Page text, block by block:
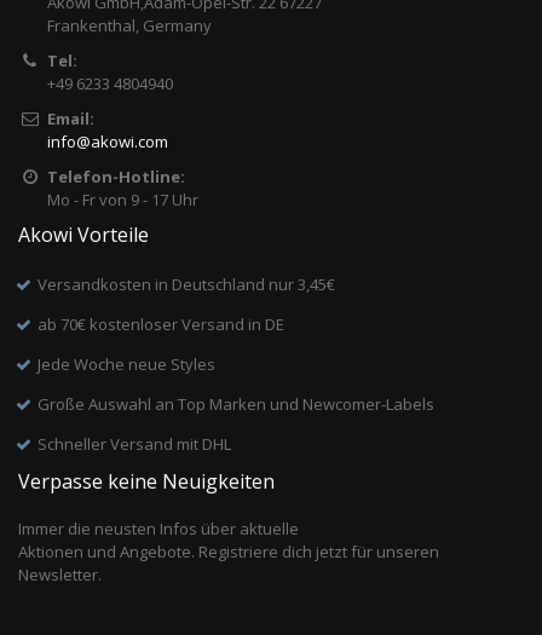
Frankenthal, Germany
Tel:
+49 6233 4804940
Email:
info@akowi.com
Telefon-Hotline:
Mo - Fr von 9 - 17 Uhr
Akowi Vorteile
Versandkosten in Deutschland nur 3,45€
ab 70€ kostenloser Versand in DE
Jede Woche neue Styles
Große Auswahl an Top Marken und Newcomer-Labels
Schneller Versand mit DHL
Verpasse keine Neuigkeiten
Immer die neusten Infos über aktuelle
Aktionen und Angebote. Registriere dich jetzt für unseren
Newsletter.